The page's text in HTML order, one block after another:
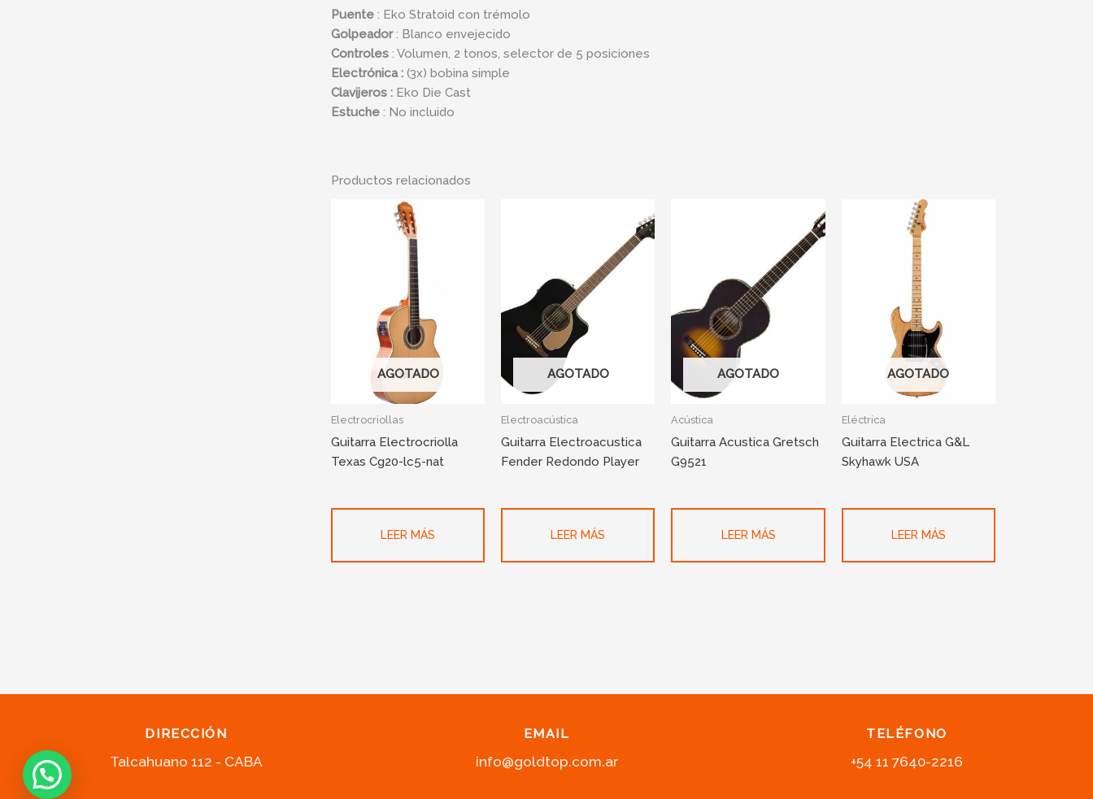
Puente: Eko Stratoid con trémolo
Golpeador: Blanco envejecido
Controles: Volumen, 2 tonos, selector de 5 posiciones
Electrónica : (3x) bobinasimple
Clavijeros :Eko Die Cast
Estuche: No incluido
Productos relacionados
AGOTADO
Electrocriollas
Guitarra Electrocriolla
Texas Cg20-lc5-nat
LEER MÁS
AGOTADO
Electroacústica
Guitarra Electroacustica
Fender Redondo Player
LEER MÁS
AGOTADO
Acústica
Guitarra Acustica Gretsch
G9521
LEER MÁS
AGOTADO
Eléctrica
Guitarra Electrica G&L
Skyhawk USA
LEER MÁS
DIRECCIÓN
Talcahuano 112 - CABA
EMAIL
info@goldtop.com.ar
TELÉFONO
+54 11 7640-2216